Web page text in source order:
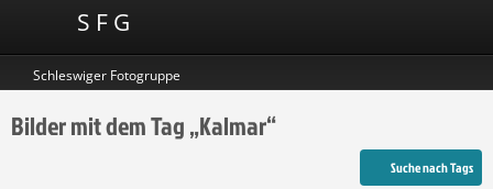
S F G
Schleswiger Fotogruppe
Bilder mit dem Tag „Kalmar“
Suche nach Tags